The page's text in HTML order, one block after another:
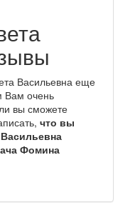
Васильевна еще
Вам очень
вы сможете
что вы
Фомина